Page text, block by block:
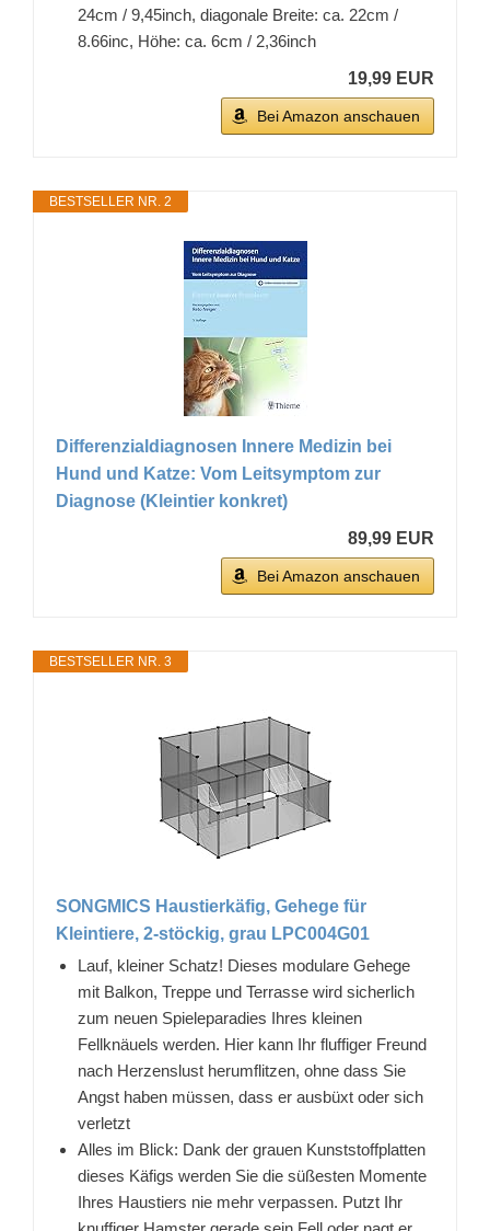
24cm / 9,45inch, diagonale Breite: ca. 22cm /
8.66inc, Höhe: ca. 6cm / 2,36inch
19,99 EUR
Bei Amazon anschauen
BESTSELLER NR. 2
Differenzialdiagnosen Innere Medizin bei
Hund und Katze: Vom Leitsymptom zur
Diagnose (Kleintier konkret)
89,99 EUR
Bei Amazon anschauen
BESTSELLER NR. 3
SONGMICS Haustierkäfig, Gehege für
Kleintiere, 2-stöckig, grau LPC004G01
Lauf, kleiner Schatz! Dieses modulare Gehege
mit Balkon, Treppe und Terrasse wird sicherlich
zum neuen Spieleparadies Ihres kleinen
Fellknäuels werden. Hier kann Ihr fluffiger Freund
nach Herzenslust herumflitzen, ohne dass Sie
Angst haben müssen, dass er ausbüxt oder sich
verletzt
Alles im Blick: Dank der grauen Kunststoffplatten
dieses Käfigs werden Sie die süßesten Momente
Ihres Haustiers nie mehr verpassen. Putzt Ihr